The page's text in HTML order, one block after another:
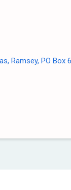
Ramsey, PO Box